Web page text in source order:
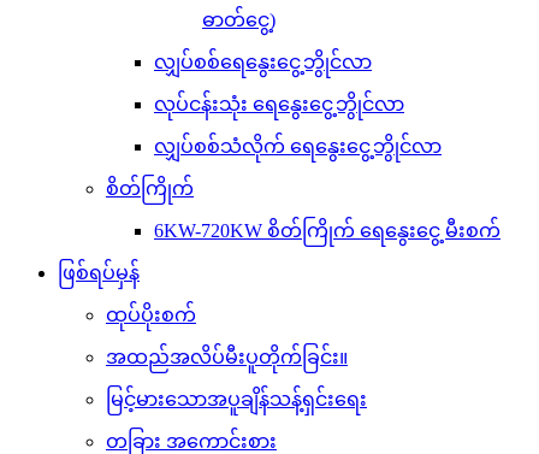
ဓာတ်ငွေ့)
လျှပ်စစ်ရေနွေးငွေ့ဘွိုင်လာ
လုပ်ငန်းသုံး ရေနွေးငွေ့ဘွိုင်လာ
လျှပ်စစ်သံလိုက် ရေနွေးငွေ့ဘွိုင်လာ
စိတ်ကြိုက်
6KW-720KW စိတ်ကြိုက် ရေနွေးငွေ့ မီးစက်
ဖြစ်ရပ်မှန်
ထုပ်ပိုးစက်
အထည်အလိပ်မီးပူတိုက်ခြင်း။
မြင့်မားသောအပူချိန်သန့်ရှင်းရေး
တခြား အကောင်းစား